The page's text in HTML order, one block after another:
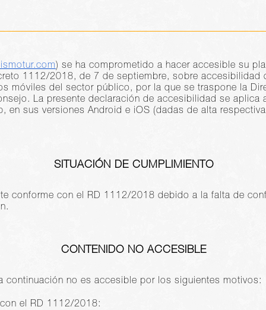
) se ha comprometido a hacer accesible su
1112/2018, de 7 de septiembre, sobre accesibilidad
móviles del sector público, por la que se traspone la
La presente declaración de accesibilidad se aplica
en sus versiones Android e iOS (dadas de alta
SITUACIÓN DE CUMPLIMIENTO
conforme con el RD 1112/2018 debido a la falta de
CONTENIDO NO ACCESIBLE
continuación no es accesible por los siguientes motivos:
el RD 1112/2018: